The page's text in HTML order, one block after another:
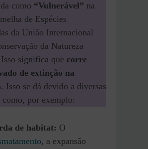
como “Vulnerável” na
de Espécies
da União Internacional
da Natureza
significa que corre
de extinção na
. Isso se dá devido a diversas
como, por exemplo:
de habitat: O
, a expansão